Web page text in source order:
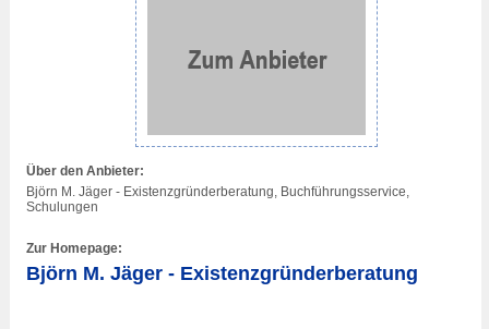
Über den Anbieter:
Björn M. Jäger - Existenzgründerberatung, Buchführungsservice,
Schulungen
Zur Homepage:
Björn M. Jäger - Existenzgründerberatung